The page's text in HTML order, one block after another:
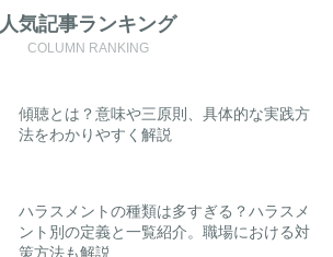
人気記事ランキング
COLUMN RANKING
傾聴とは？意味や三原則、具体的な実践方
法をわかりやすく解説
ハラスメントの種類は多すぎる？ハラスメ
ント別の定義と一覧紹介。職場における対
策方法も解説